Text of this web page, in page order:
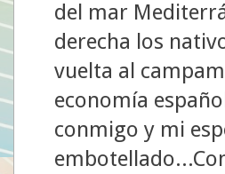
del mar
derecha los
vuelta al
economía
conmigo y mi